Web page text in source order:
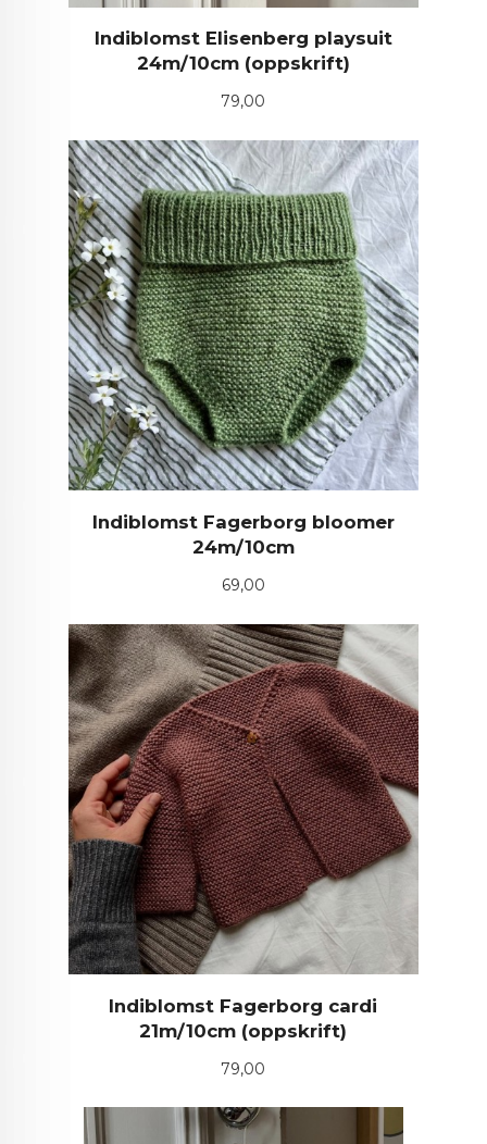
Indiblomst Elisenberg playsuit
24m/10cm (oppskrift)
Pris
79,00
Indiblomst Fagerborg bloomer
24m/10cm
Pris
69,00
Indiblomst Fagerborg cardi
21m/10cm (oppskrift)
Pris
79,00